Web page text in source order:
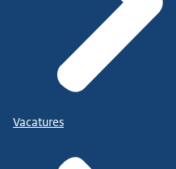
Vacatures